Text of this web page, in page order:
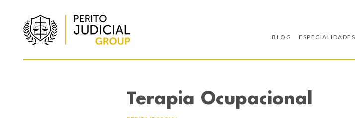
BLOG ESPECIALIDADES
Terapia Ocupacional